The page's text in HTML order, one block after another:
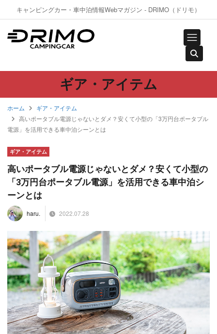
キャンピングカー・車中泊情報Webマガジン - DRIMO（ドリモ）
ギア・アイテム
ホーム
ギア・アイテム
高いポータブル電源じゃないとダメ？安くて小型の「3万円台ポータブル
電源」を活用できる車中泊シーンとは
ギア・アイテム
高いポータブル電源じゃないとダメ？安くて小型の
「3万円台ポータブル電源」を活用できる車中泊シ
ーンとは
haru. 2022.07.28